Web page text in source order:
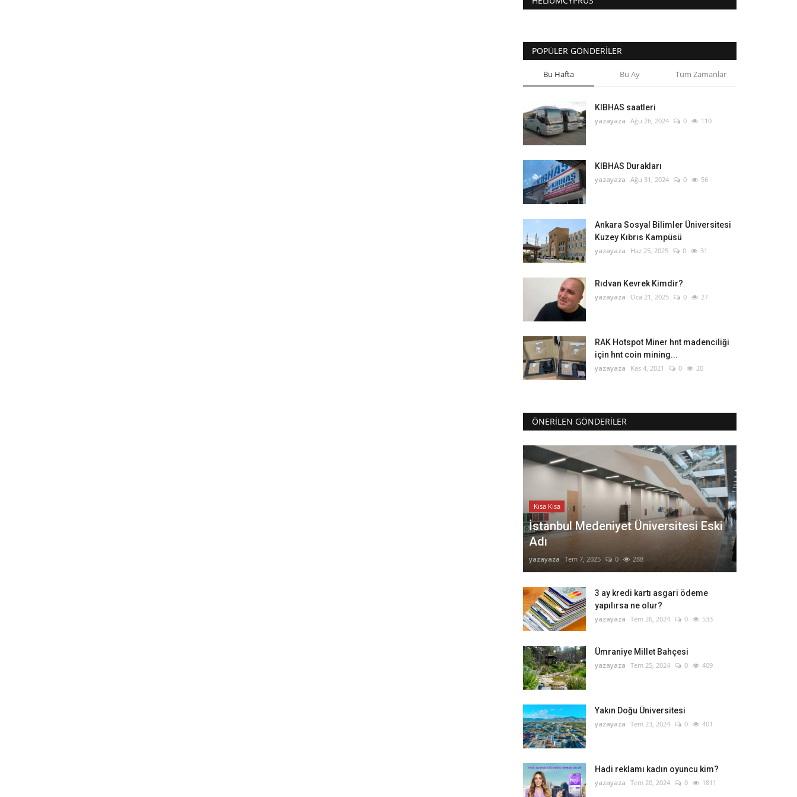
POPÜLER GÖNDERILER
Bu Hafta Bu Ay Tüm Zamanlar
KIBHAS saatleri
yazayaza Ağu 26, 2024 0 110
KIBHAS Durakları
yazayaza Ağu 31, 2024 0 56
Ankara Sosyal Bilimler Üniversitesi
Kuzey Kıbrıs Kampüsü
yazayaza Haz 25, 2025 0 31
Rıdvan Kevrek Kimdir?
yazayaza Oca 21, 2025 0 27
RAK Hotspot Miner hnt madenciliği
için hnt coin mining...
yazayaza Kas 4, 2021 0 20
ÖNERILEN GÖNDERILER
Kısa Kısa
İstanbul Medeniyet Üniversitesi Eski
Adı
yazayaza Tem 7, 2025 0 288
3 ay kredi kartı asgari ödeme
yapılırsa ne olur?
yazayaza Tem 26, 2024 0 533
Ümraniye Millet Bahçesi
yazayaza Tem 25, 2024 0 409
Yakın Doğu Üniversitesi
yazayaza Tem 23, 2024 0 401
Hadi reklamı kadın oyuncu kim?
yazayaza Tem 20, 2024 0 1811